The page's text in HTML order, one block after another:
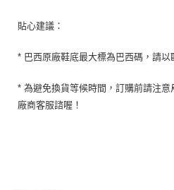
貼心建議：
* 巴西原廠鞋底最大標為巴西碼，請
* 為避免換貨等候時間，訂購前請注
廠商客服諮喔！